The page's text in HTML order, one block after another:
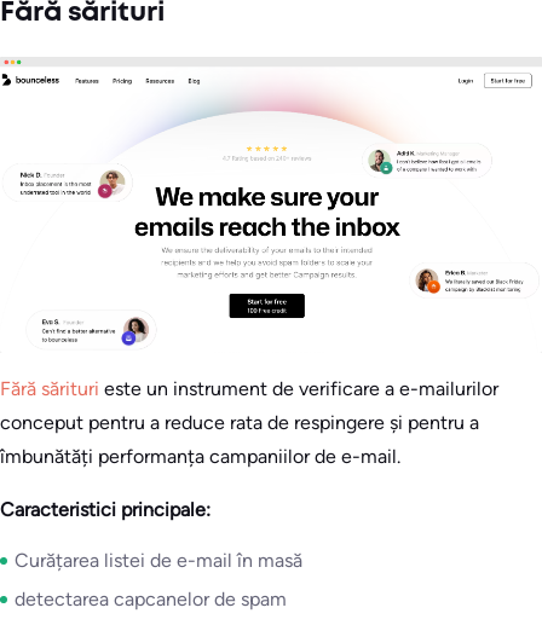
Fără sărituri
Fără sărituri este un instrument de verificare a e-mailurilor
conceput pentru a reduce rata de respingere și pentru a
îmbunătăți performanța campaniilor de e-mail.
Caracteristici principale:
Curățarea listei de e-mail în masă
detectarea capcanelor de spam